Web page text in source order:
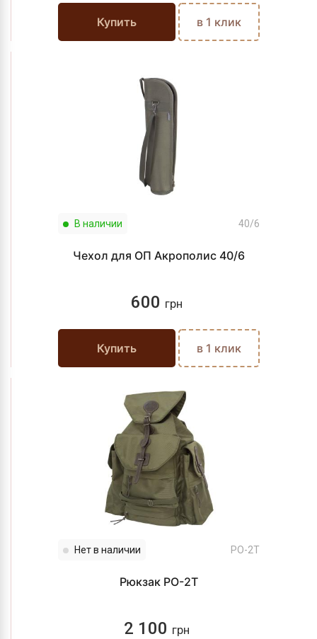
Купить в 1 клик
В наличии 40/6
Чехол для ОП Акрополис 40/6
600 грн
Купить в 1 клик
Нет в наличии PO-2T
Рюкзак PO-2T
2 100 грн